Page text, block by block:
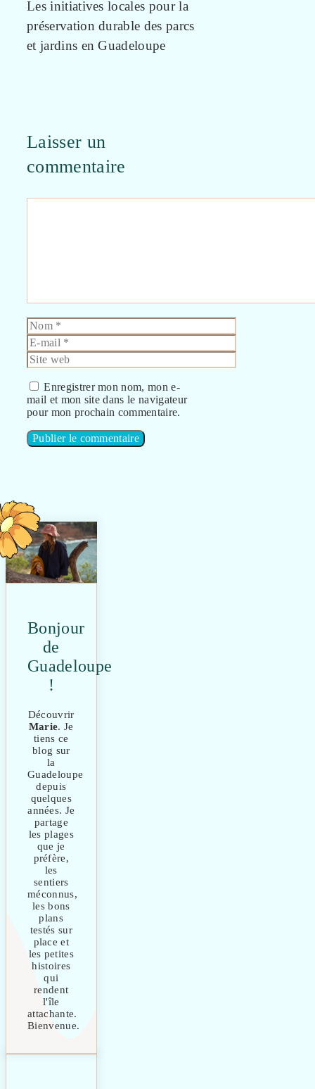
Les initiatives locales pour la
préservation durable des parcs
et jardins en Guadeloupe
Laisser un
commentaire
Nom
E-
mail
Site
web
Enregistrer mon nom, mon e-
mail et mon site dans le navigateur
pour mon prochain commentaire.
Bonjour
de
Guadeloupe
!
Découvrir
Marie. Je
tiens ce
blog sur
la
Guadeloupe
depuis
quelques
années. Je
partage
les plages
que je
préfère,
les
sentiers
méconnus,
les bons
plans
testés sur
place et
les petites
histoires
qui
rendent
l'île
attachante.
Bienvenue.